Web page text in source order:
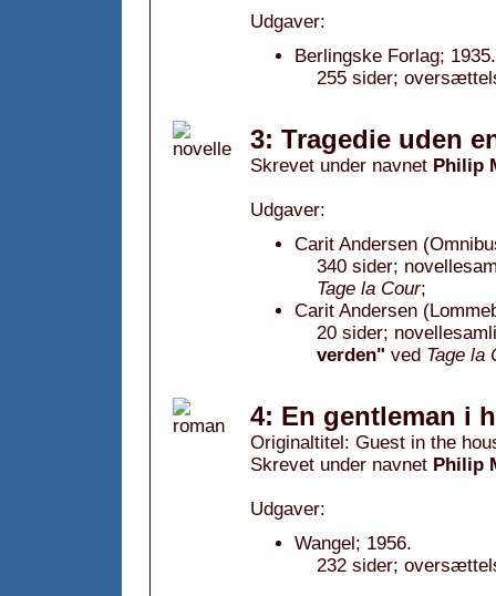
Udgaver:
Berlingske Forlag; 1935.
255 sider;
3: Tragedie uden
Skrevet under navnet Philip
Udgaver:
Carit Andersen
340 sider;
Tage la Cour;
Carit Andersen
20 sider;
verden" ved Tage la
4: En gentleman i
Originaltitel: Guest in the
Skrevet under navnet Philip
Udgaver:
Wangel; 1956.
232 sider;